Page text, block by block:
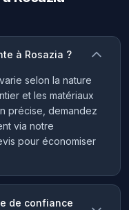
à Rosazia ?
selon la nature
et les matériaux
précise, demandez
via notre
pour économiser
de confiance